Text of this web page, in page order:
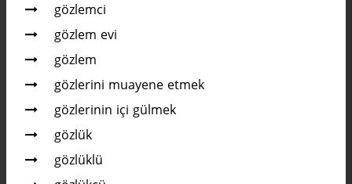
gözlemci
gözlem evi
gözlem
gözlerini muayene etmek
gözlerinin içi gülmek
gözlük
gözlüklü